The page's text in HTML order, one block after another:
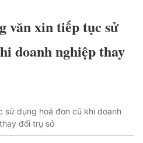
văn xin tiếp tục sử
doanh nghiệp thay
sử dụng hoá đơn cũ khi doanh
đổi trụ sở